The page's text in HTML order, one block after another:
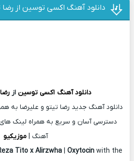
دانلود آهنگ اکسی توسین از رضا
دانلود آهنگ اکسی توسین از
دانلود آهنگ جدید رضا تیتو و علیرضا به
دسترسی آسان و سریع به همراه لینک
آهنگ | موزیکیو
Tito x Alirzwha | Oxytocin with the